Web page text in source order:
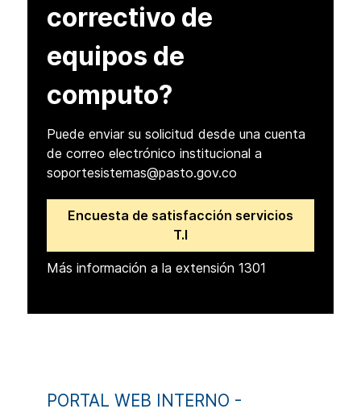
correctivo de
equipos de
computo?
Puede enviar su solicitud desde una cuenta
de correo electrónico institucional a
soportesistemas@pasto.gov.co
Encuesta de satisfacción servicios
T.I
Más información a la extensión 1301
PORTAL WEB INTERNO -